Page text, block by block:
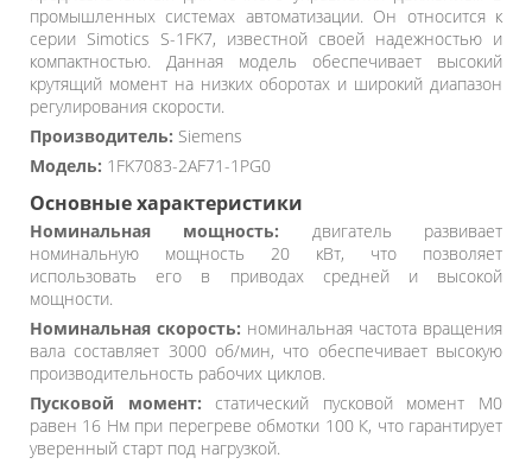
промышленных системах автоматизации. Он относится к
серии Simotics S-1FK7, известной своей надежностью и
компактностью. Данная модель обеспечивает высокий
крутящий момент на низких оборотах и широкий диапазон
регулирования скорости.
Производитель: Siemens
Модель: 1FK7083-2AF71-1PG0
Основные характеристики
Номинальная мощность: двигатель развивает
номинальную мощность 20 кВт, что позволяет
использовать его в приводах средней и высокой
мощности.
Номинальная скорость: номинальная частота вращения
вала составляет 3000 об/мин, что обеспечивает высокую
производительность рабочих циклов.
Пусковой момент: статический пусковой момент M0
равен 16 Нм при перегреве обмотки 100 К, что гарантирует
уверенный старт под нагрузкой.